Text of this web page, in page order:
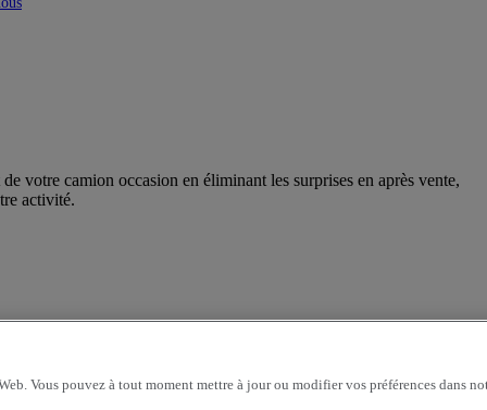
votre camion occasion en éliminant les surprises en après vente,
activité.
directement chez votre distributeur. Nous connaissons votre
Vous pouvez à tout moment mettre à jour ou modifier vos préférences dans